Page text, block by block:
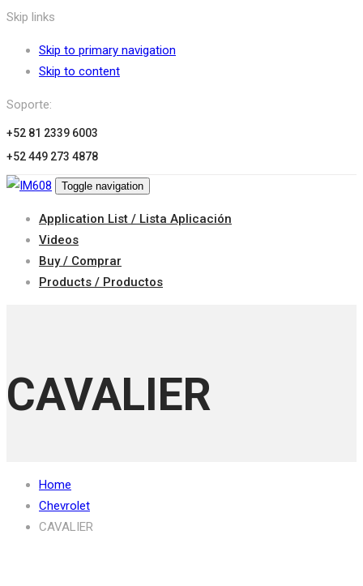
Skip links
Skip to primary navigation
Skip to content
Soporte:
+52 81 2339 6003
+52 449 273 4878
Toggle navigation
Application List / Lista Aplicación
Videos
Buy / Comprar
Products / Productos
CAVALIER
Home
Chevrolet
CAVALIER